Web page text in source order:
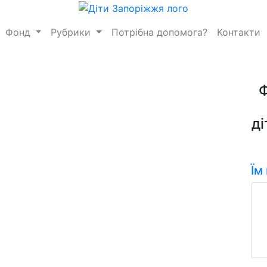
Фонд Рубрики Потрібна допомога? Контакти